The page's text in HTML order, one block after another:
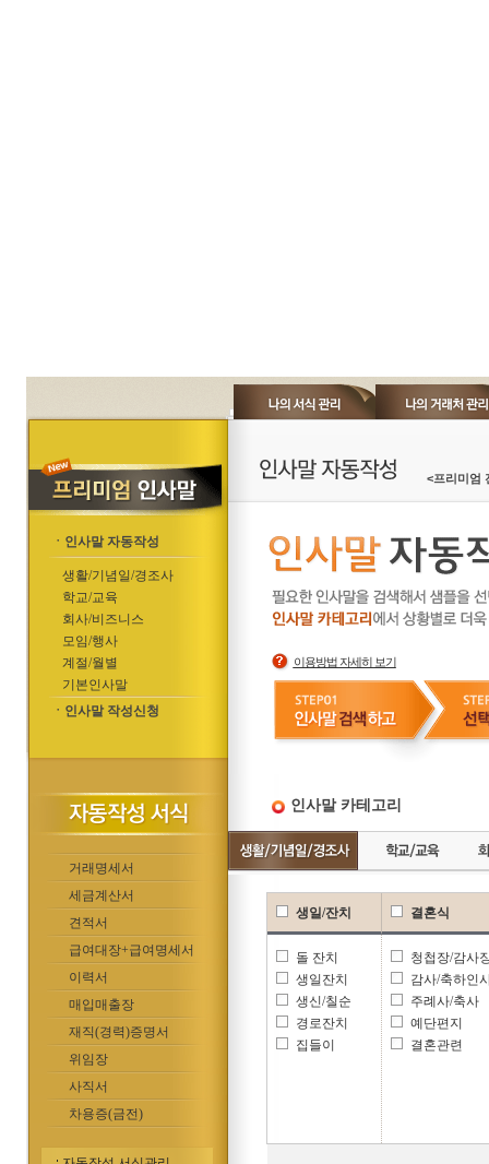
ㆍ인사말 자동작성
생활/기념일/경조사
학교/교육
회사/비즈니스
모임/행사
계절/월별
기본인사말
ㆍ인사말 작성신청
거래명세서
세금계산서
견적서
급여대장+급여명세서
이력서
매입매출장
재직(경력)증명서
위임장
사직서
차용증(금전)
<프리미엄
이용방법 자세히 보기
인사말 카테고리
생일/잔치
돌 잔치
생일잔치
생신/칠순
경로잔치
집들이
결혼식
청첩장/감사
감사/축하인
주례사/축사
예단편지
결혼관련